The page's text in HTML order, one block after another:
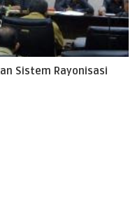
Sistem Rayonisasi